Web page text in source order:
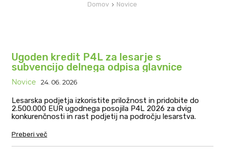
Domov Novice
Ugoden kredit P4L za lesarje s
subvencijo delnega odpisa glavnice
Novice 24. 06. 2026
Lesarska podjetja izkoristite priložnost in pridobite do
2.500.000 EUR ugodnega posojila P4L 2026 za dvig
konkurenčnosti in rast podjetij na področju lesarstva.
Preberi več